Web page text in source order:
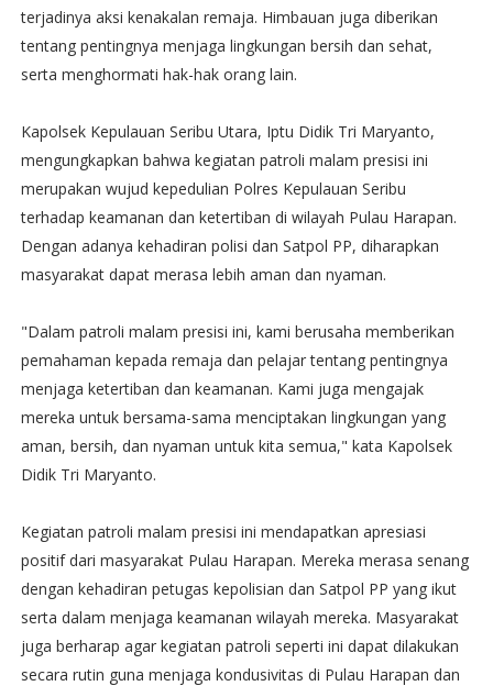
terjadinya aksi kenakalan remaja. Himbauan juga diberikan
tentang pentingnya menjaga lingkungan bersih dan sehat,
serta menghormati hak-hak orang lain.
Kapolsek Kepulauan Seribu Utara, Iptu Didik Tri Maryanto,
mengungkapkan bahwa kegiatan patroli malam presisi ini
merupakan wujud kepedulian Polres Kepulauan Seribu
terhadap keamanan dan ketertiban di wilayah Pulau Harapan.
Dengan adanya kehadiran polisi dan Satpol PP, diharapkan
masyarakat dapat merasa lebih aman dan nyaman.
"Dalam patroli malam presisi ini, kami berusaha memberikan
pemahaman kepada remaja dan pelajar tentang pentingnya
menjaga ketertiban dan keamanan. Kami juga mengajak
mereka untuk bersama-sama menciptakan lingkungan yang
aman, bersih, dan nyaman untuk kita semua," kata Kapolsek
Didik Tri Maryanto.
Kegiatan patroli malam presisi ini mendapatkan apresiasi
positif dari masyarakat Pulau Harapan. Mereka merasa senang
dengan kehadiran petugas kepolisian dan Satpol PP yang ikut
serta dalam menjaga keamanan wilayah mereka. Masyarakat
juga berharap agar kegiatan patroli seperti ini dapat dilakukan
secara rutin guna menjaga kondusivitas di Pulau Harapan dan